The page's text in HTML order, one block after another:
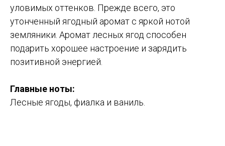
уловимых оттенков. Прежде всего, это
утонченный ягодный аромат с яркой нотой
земляники. Аромат лесных ягод способен
подарить хорошее настроение и зарядить
позитивной энергией.
Главные ноты:
Лесные ягоды, фиалка и ваниль.